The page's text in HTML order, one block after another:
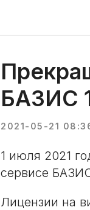
БАЗИС
2021-05-21
1 июля 2021
сервисе
Лицензии на